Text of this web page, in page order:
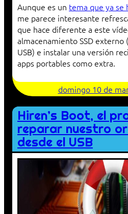
Aunque es un tema que ya se
me parece interesante
que hace diferente a este
almacenamiento SSD
USB) e instalar una versión
apps portables como extra.
domingo 10 de
Hiren’s Boot, el
reparar nuestro
desde el USB